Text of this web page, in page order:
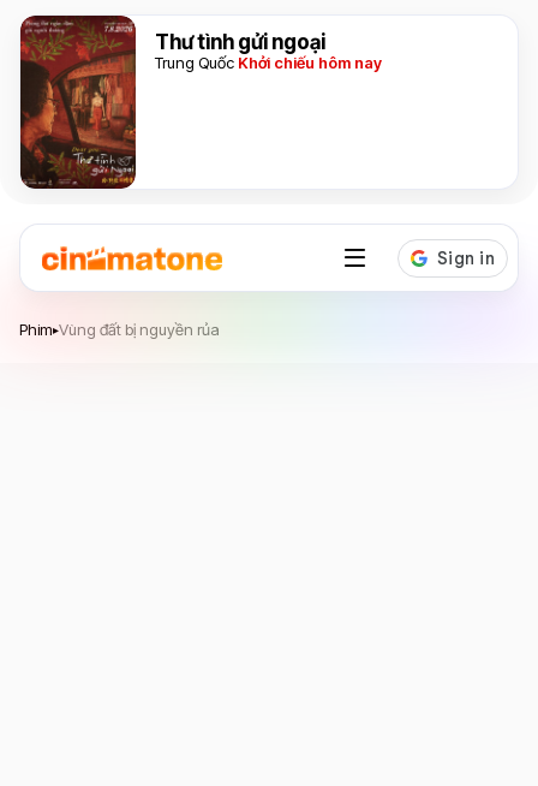
Thư tình gửi ngoại
Trung Quốc Khởi chiếu hôm nay
Phim▸Vùng đất bị nguyền rủa